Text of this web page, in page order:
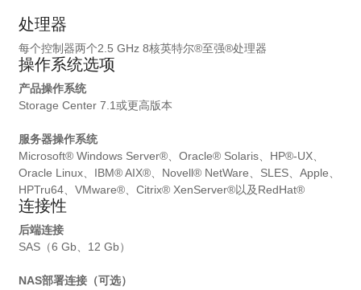
处理器
每个控制器两个2.5 GHz 8核英特尔®至强®处理器
操作系统选项
产品操作系统
Storage Center 7.1或更高版本
服务器操作系统
Microsoft® Windows Server®、Oracle® Solaris、HP®-UX、
Oracle Linux、IBM® AIX®、Novell® NetWare、SLES、Apple、
HPTru64、VMware®、Citrix® XenServer®以及RedHat®
连接性
后端连接
SAS（6 Gb、12 Gb）
NAS部署连接（可选）